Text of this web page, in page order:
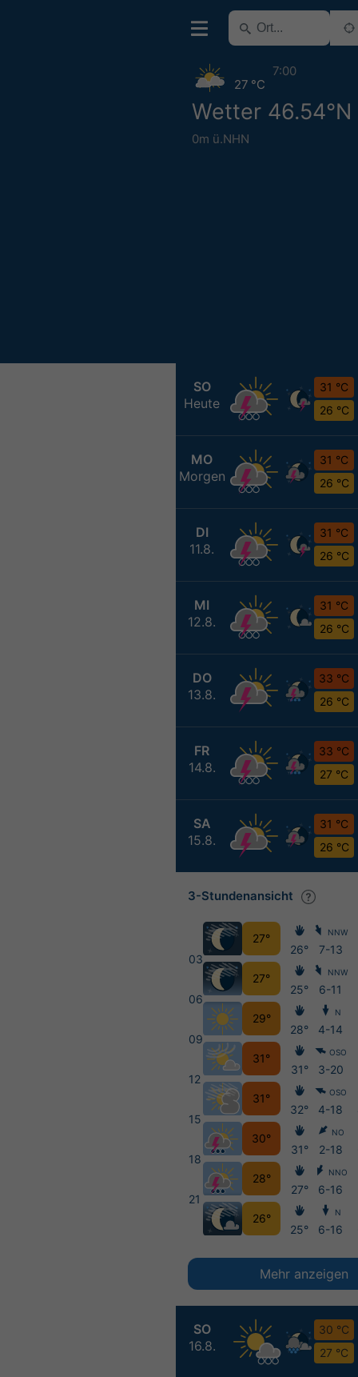
Wetter 46.54°N
0m ü.NHN
27 °C
7:00
SO
Heute
31 °C
26 °C
MO
Morgen
31 °C
26 °C
DI
11.8.
31 °C
26 °C
MI
12.8.
31 °C
26 °C
DO
13.8.
33 °C
26 °C
FR
14.8.
33 °C
27 °C
SA
15.8.
31 °C
26 °C
SO
16.8.
30 °C
27 °C
3-Stundenansicht
03
06
09
12
15
18
21
27°
27°
29°
31°
31°
30°
28°
26°
26°
25°
28°
31°
32°
31°
27°
25°
NNW
7-13
NNW
6-11
N
4-14
OSO
3-20
OSO
4-18
NO
2-18
NNO
6-16
N
6-16
Mehr anzeigen